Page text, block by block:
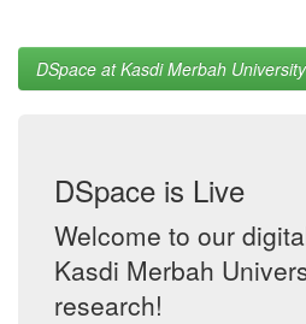
DSpace at Kasdi Merbah
DSpace is Live
Welcome to our
Kasdi Merbah
research!